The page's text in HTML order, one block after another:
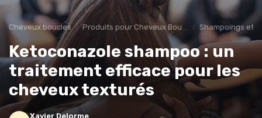
Cheveux boucles Produits pour Cheveux Bouclés et Texturés Shampoings et
Ketoconazole shampoo : un
traitement efficace pour les
cheveux texturés
Xavier Delorme